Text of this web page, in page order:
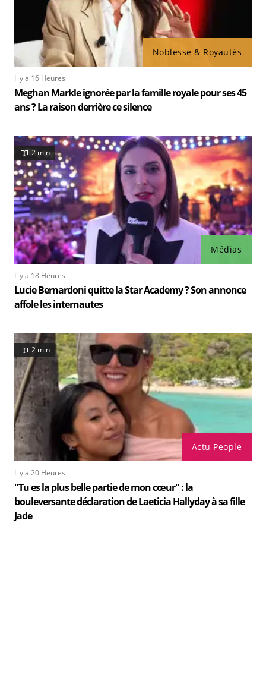
Noblesse & Royautés
Il y a 16 Heures
Meghan Markle ignorée par la famille royale pour ses 45
ans ? La raison derrière ce silence
Médias
2 min
Il y a 18 Heures
Lucie Bernardoni quitte la Star Academy ? Son annonce
affole les internautes
Actu People
2 min
Il y a 20 Heures
"Tu es la plus belle partie de mon cœur" : la
bouleversante déclaration de Laeticia Hallyday à sa fille
Jade